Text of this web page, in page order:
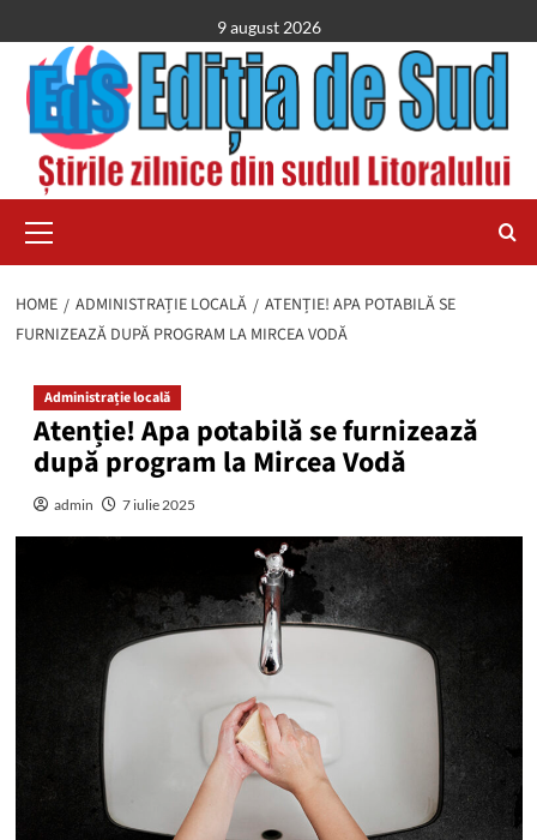
to
content
9 august 2026
Menu
HOME ADMINISTRAȚIE LOCALĂ
ATENȚIE! APA POTABILĂ SE
FURNIZEAZĂ DUPĂ PROGRAM LA MIRCEA VODĂ
Administrație locală
Atenție! Apa potabilă se furnizează
după program la Mircea Vodă
admin 7 iulie 2025